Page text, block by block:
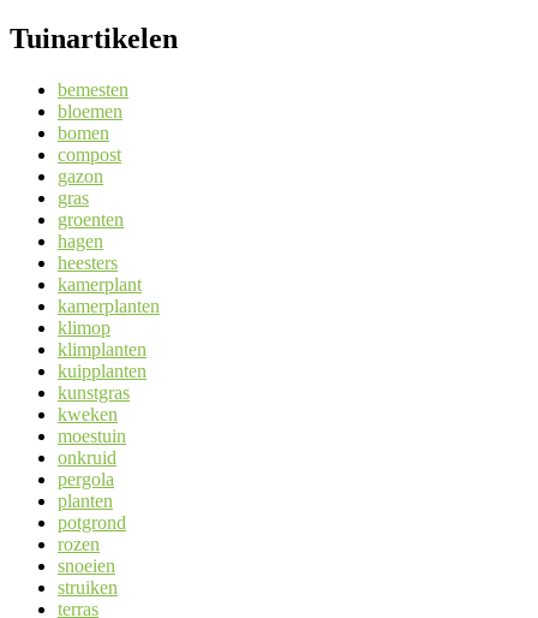
Tuinartikelen
bemesten
bloemen
bomen
compost
gazon
gras
groenten
hagen
heesters
kamerplant
kamerplanten
klimop
klimplanten
kuipplanten
kunstgras
kweken
moestuin
onkruid
pergola
planten
potgrond
rozen
snoeien
struiken
terras